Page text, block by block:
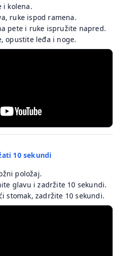
i kolena.
ruke ispod ramena.
pete i ruke ispružite napred.
opustite leđa i noge.
10 sekundi
položaj.
glavu i zadržite 10 sekundi.
stomak, zadržite 10 sekundi.